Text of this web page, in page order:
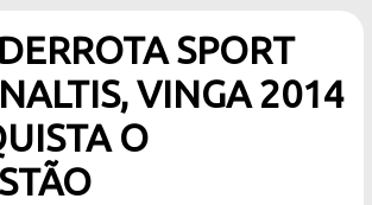
SPORT
VINGA 2014
O